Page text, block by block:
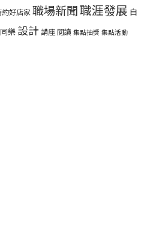
約好店家 職場新聞職涯發展 自
樂 設計 講座閱讀 集點抽獎 集點活動